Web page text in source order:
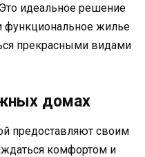
идеальное решение
функциональное жилье
прекрасными видами
домах
предоставляют своим
комфортом и